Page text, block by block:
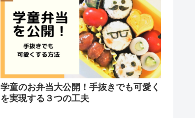
学童のお弁当大公開！手抜きでも可愛く
を実現する３つの工夫